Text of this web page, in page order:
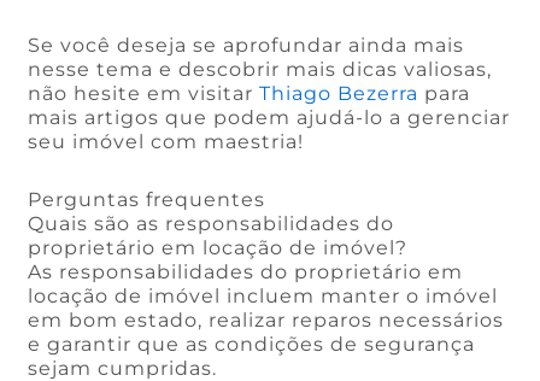
Se você deseja se aprofundar ainda mais
nesse tema e descobrir mais dicas valiosas,
não hesite em visitarThiago Bezerra para
mais artigos que podem ajudá-lo a gerenciar
seu imóvel com maestria!
Perguntas frequentes
Quais são as responsabilidades do
proprietário em locação de imóvel?
As responsabilidades do proprietário em
locação de imóvel incluem manter o imóvel
em bom estado, realizar reparos necessários
e garantir que as condições de segurança
sejam cumpridas.